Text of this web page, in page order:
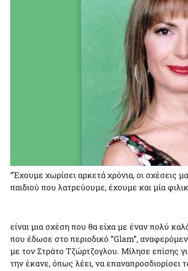
“Έχουμε χωρίσει αρκετά χρόνια, οι σχέσεις
παιδιού που λατρεύουμε, έχουμε και μία
είναι μια σχέση που θα είχα με έναν πολύ
που έδωσε στο περιοδικό “Glam”,
με τον Στράτο Τζώρτζογλου. Μίλησε επίσης
την έκανε, όπως λέει, να επαναπροσδιορίσει